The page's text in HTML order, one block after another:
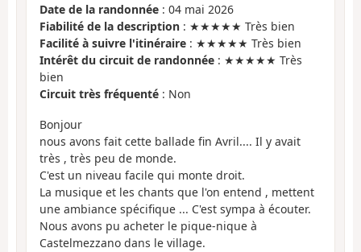
Date de la randonnée : 04 mai 2026
Fiabilité de la description : ★★★★★ Très bien
Facilité à suivre l'itinéraire : ★★★★★ Très bien
Intérêt du circuit de randonnée : ★★★★★ Très
bien
Circuit très fréquenté : Non
Bonjour
nous avons fait cette ballade fin Avril.... Il y avait
très , très peu de monde.
C'est un niveau facile qui monte droit.
La musique et les chants que l'on entend , mettent
une ambiance spécifique ... C'est sympa à écouter.
Nous avons pu acheter le pique-nique à
Castelmezzano dans le village.